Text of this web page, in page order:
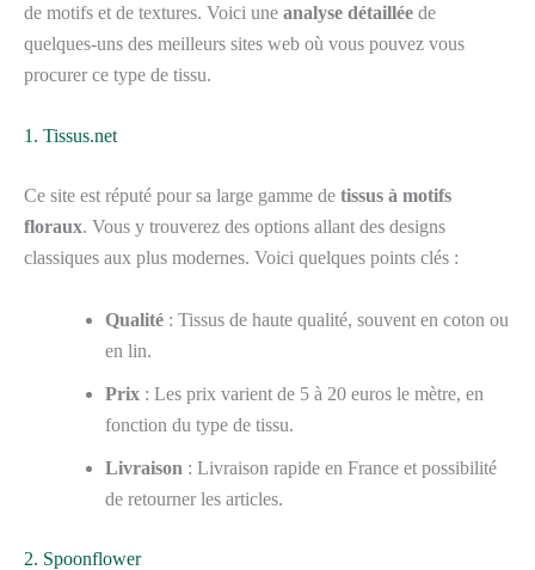
de motifs et de textures. Voici une analyse détaillée de
quelques-uns des meilleurs sites web où vous pouvez vous
procurer ce type de tissu.
1. Tissus.net
Ce site est réputé pour sa large gamme de tissus à motifs
floraux. Vous y trouverez des options allant des designs
classiques aux plus modernes. Voici quelques points clés :
Qualité : Tissus de haute qualité, souvent en coton ou
en lin.
Prix : Les prix varient de 5 à 20 euros le mètre, en
fonction du type de tissu.
Livraison : Livraison rapide en France et possibilité
de retourner les articles.
2. Spoonflower